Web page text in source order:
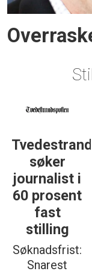
søker
journalist i
60 prosent
fast
stilling
Søknadsfrist:
Snarest